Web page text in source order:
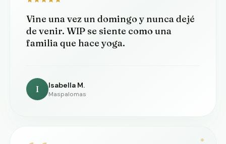
Vine una vez un domingo y nunca dejé
de venir. WIP se siente como una
familia que hace yoga.
I Isabella M.
Maspalomas